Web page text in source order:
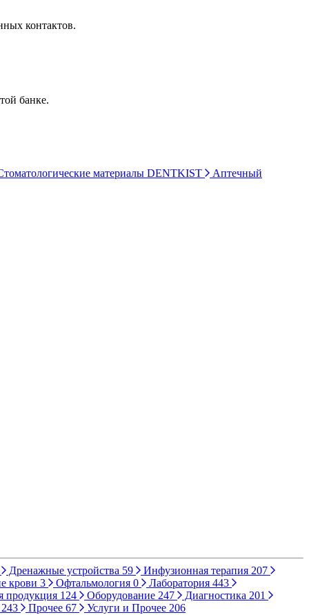
контактов.
банке.
материалы DENTKIST Аптечный
Дренажные устройства 59 Инфузионная терапия 207
крови 3 Офтальмология 0 Лаборатория 443
продукция 124 Оборудование 247 Диагностика 201
243 Прочее 67 Услуги и Прочее 206